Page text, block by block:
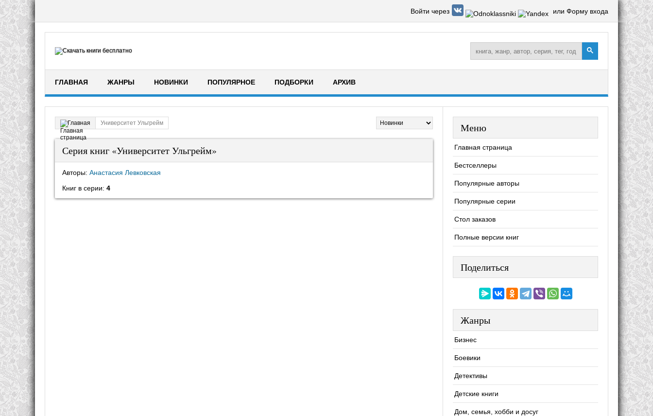
Войти через или Форму входа
ГЛАВНАЯ ЖАНРЫ НОВИНКИ ПОПУЛЯРНОЕ ПОДБОРКИ АРХИВ
Главная Университет Ульгрейм
Серия книг «Университет Ульгрейм»
Авторы: Анастасия Левковская
Книг в серии: 4
Меню
Главная страница
Бестселлеры
Популярные авторы
Популярные серии
Стол заказов
Полные версии книг
Поделиться
Жанры
Бизнес
Боевики
Детективы
Детские книги
Дом, семья, хобби и досуг